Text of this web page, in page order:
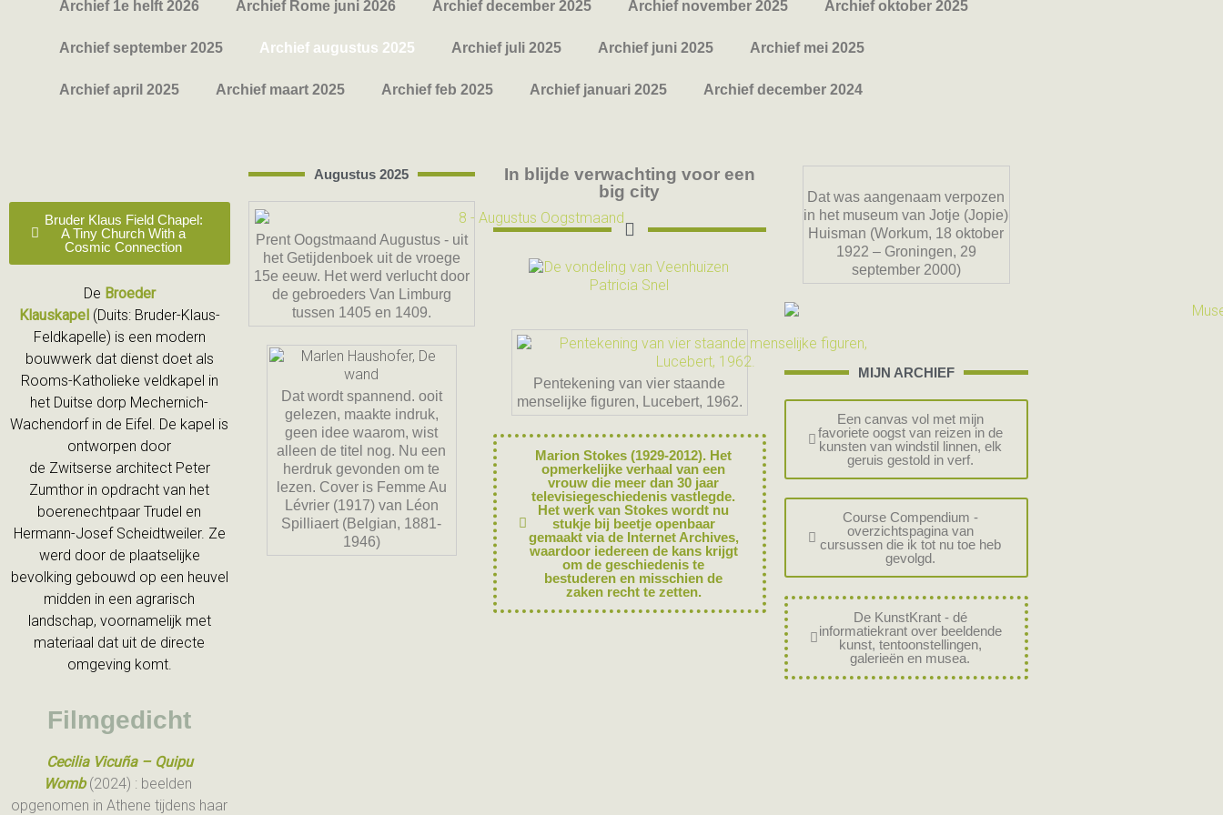
Archief 1e helft 2026 Archief Rome juni 2026 Archief december 2025 Archief november 2025 Archief oktober 2025
Archief september 2025 Archief augustus 2025 Archief juli 2025 Archief juni 2025 Archief mei 2025
Archief april 2025 Archief maart 2025 Archief feb 2025 Archief januari 2025 Archief december 2024
Bruder Klaus Field Chapel:
A Tiny Church With a
Cosmic Connection
De Broeder
Klauskapel(Duits: Bruder-Klaus-
Feldkapelle) is een modern
bouwwerk dat dienst doet als
Rooms-Katholieke veldkapel in
het Duitse dorp Mechernich-
Wachendorf in de Eifel. De kapel is
ontworpen door
de Zwitserse architect Peter
Zumthor in opdracht van het
boerenechtpaar Trudel en
Hermann-Josef Scheidtweiler. Ze
werd door de plaatselijke
bevolking gebouwd op een heuvel
midden in een agrarisch
landschap, voornamelijk met
materiaal dat uit de directe
omgeving komt.
Filmgedicht
Cecilia Vicuña – Quipu
Womb(2024) : beelden
opgenomen in Athene tijdens haar
Augustus 2025
Prent Oogstmaand Augustus - uit
het Getijdenboek uit de vroege
15e eeuw. Het werd verlucht door
de gebroeders Van Limburg
tussen 1405 en 1409.
Dat wordt spannend. ooit
gelezen, maakte indruk,
geen idee waarom, wist
alleen de titel nog. Nu een
herdruk gevonden om te
lezen. Cover is Femme Au
Lévrier (1917) van Léon
Spilliaert (Belgian, 1881-
1946)
In blijde verwachting voor een
big city
Pentekening van vier staande
menselijke figuren, Lucebert, 1962.
Marion Stokes (1929-2012). Het
opmerkelijke verhaal van een
vrouw die meer dan 30 jaar
televisiegeschiedenis vastlegde.
Het werk van Stokes wordt nu
stukje bij beetje openbaar
gemaakt via de Internet Archives,
waardoor iedereen de kans krijgt
om de geschiedenis te
bestuderen en misschien de
zaken recht te zetten.
Dat was aangenaam verpozen
in het museum van Jotje (Jopie)
Huisman (Workum, 18 oktober
1922 – Groningen, 29
september 2000)
MIJN ARCHIEF
Een canvas vol met mijn
favoriete oogst van reizen in de
kunsten van windstil linnen, elk
geruis gestold in verf.
Course Compendium -
overzichtspagina van
cursussen die ik tot nu toe heb
gevolgd.
De KunstKrant - dé
informatiekrant over beeldende
kunst, tentoonstellingen,
galerieën en musea.